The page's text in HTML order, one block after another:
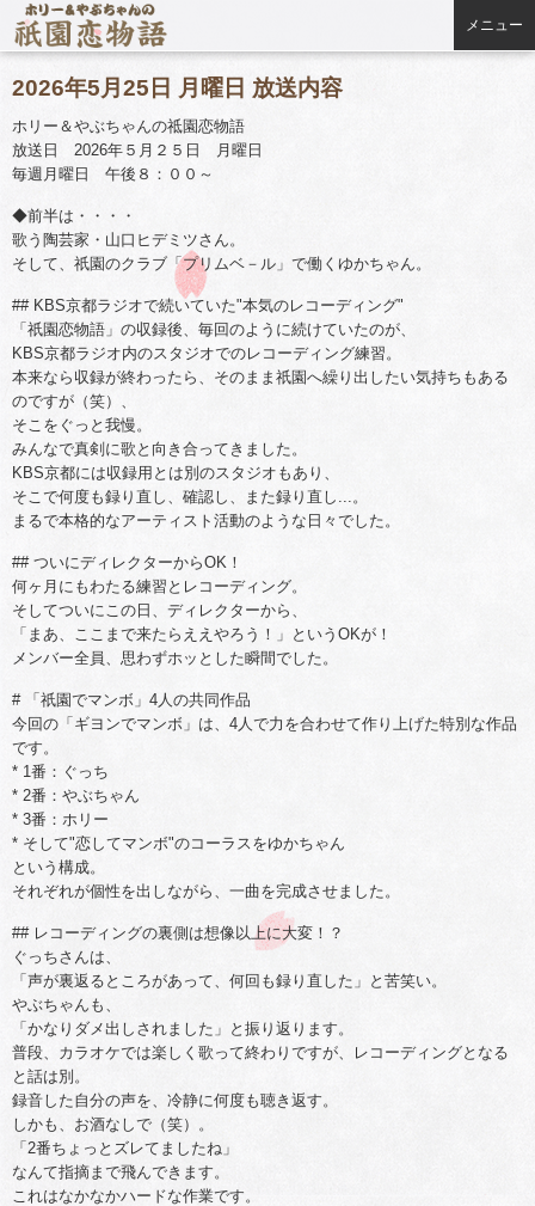
メニュー
2026年5月25日 月曜日 放送内容
ホリー＆やぶちゃんの祗園恋物語
放送日 2026年５月２５日 月曜日
毎週月曜日 午後８：００～
◆前半は・・・・
歌う陶芸家・山口ヒデミツさん。
そして、祇園のクラブ「プリムベ－ル」で働くゆかちゃん。
## KBS京都ラジオで続いていた"本気のレコーディング"
「祇園恋物語」の収録後、毎回のように続けていたのが、
KBS京都ラジオ内のスタジオでのレコーディング練習。
本来なら収録が終わったら、そのまま祇園へ繰り出したい気持ちもある
のですが（笑）、
そこをぐっと我慢。
みんなで真剣に歌と向き合ってきました。
KBS京都には収録用とは別のスタジオもあり、
そこで何度も録り直し、確認し、また録り直し...。
まるで本格的なアーティスト活動のような日々でした。
## ついにディレクターからOK！
何ヶ月にもわたる練習とレコーディング。
そしてついにこの日、ディレクターから、
「まあ、ここまで来たらええやろう！」というOKが！
メンバー全員、思わずホッとした瞬間でした。
# 「祇園でマンボ」4人の共同作品
今回の「ギヨンでマンボ」は、4人で力を合わせて作り上げた特別な作品
です。
* 1番：ぐっち
* 2番：やぶちゃん
* 3番：ホリー
* そして"恋してマンボ"のコーラスをゆかちゃん
という構成。
それぞれが個性を出しながら、一曲を完成させました。
## レコーディングの裏側は想像以上に大変！？
ぐっちさんは、
「声が裏返るところがあって、何回も録り直した」と苦笑い。
やぶちゃんも、
「かなりダメ出しされました」と振り返ります。
普段、カラオケでは楽しく歌って終わりですが、レコーディングとなる
と話は別。
録音した自分の声を、冷静に何度も聴き返す。
しかも、お酒なしで（笑）。
「2番ちょっとズレてましたね」
なんて指摘まで飛んできます。
これはなかなかハードな作業です。